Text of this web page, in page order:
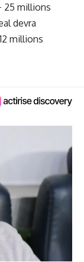
25 millions
devra
millions